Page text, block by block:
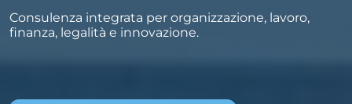
Consulenza integrata per organizzazione, lavoro,
finanza, legalità e innovazione.